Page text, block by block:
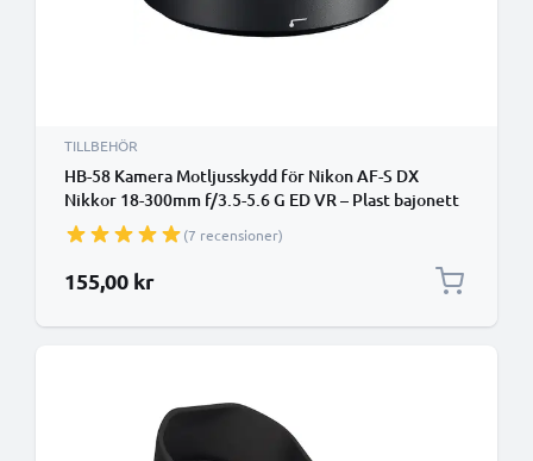
TILLBEHÖR
HB-58 Kamera Motljusskydd för Nikon AF-S DX
Nikkor 18-300mm f/3.5-5.6 G ED VR – Plast bajonett
cylinder / rund / tub Motljusskydd från CELLONIC
(7 recensioner)
155,00 kr